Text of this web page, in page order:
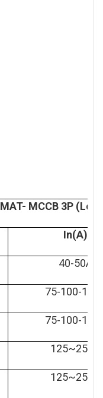
MCCB 3P
In(A)
40-50A
75-100-
75-100-
125~250A
125~250A